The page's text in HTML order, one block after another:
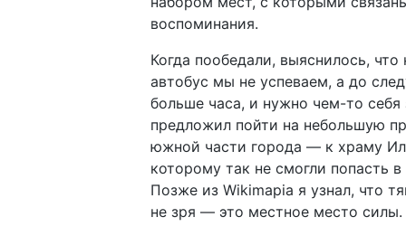
воспоминания.
Когда пообедали, выяснилось,
автобус мы не успеваем, а до
больше часа, и нужно чем-то себя
предложил пойти на небольшую
южной части города — к храму
которому так не смогли попасть
Позже из Wikimapia я узнал, что
не зря — это местное место силы.